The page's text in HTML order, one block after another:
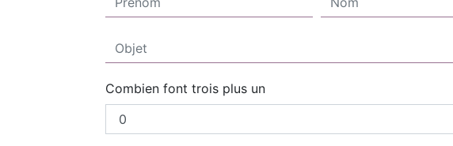
Combien font trois plus un